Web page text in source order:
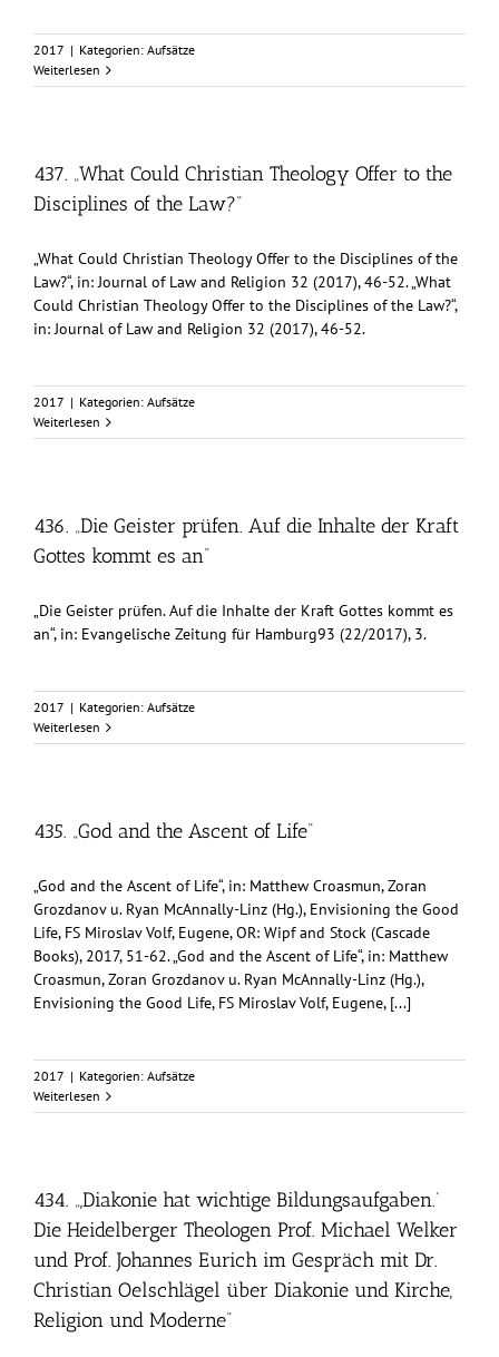
2017 | Kategorien: Aufsätze
Weiterlesen
437. „What Could Christian Theology Offer to the
Disciplines of the Law?“
„What Could Christian Theology Offer to the Disciplines of the
Law?“, in: Journal of Law and Religion 32 (2017), 46-52. „What
Could Christian Theology Offer to the Disciplines of the Law?“,
in: Journal of Law and Religion 32 (2017), 46-52.
2017 | Kategorien: Aufsätze
Weiterlesen
436. „Die Geister prüfen. Auf die Inhalte der Kraft
Gottes kommt es an“
„Die Geister prüfen. Auf die Inhalte der Kraft Gottes kommt es
an“, in: Evangelische Zeitung für Hamburg93 (22/2017), 3.
2017 | Kategorien: Aufsätze
Weiterlesen
435. „God and the Ascent of Life“
„God and the Ascent of Life“, in: Matthew Croasmun, Zoran
Grozdanov u. Ryan McAnnally-Linz (Hg.), Envisioning the Good
Life, FS Miroslav Volf, Eugene, OR: Wipf and Stock (Cascade
Books), 2017, 51-62. „God and the Ascent of Life“, in: Matthew
Croasmun, Zoran Grozdanov u. Ryan McAnnally-Linz (Hg.),
Envisioning the Good Life, FS Miroslav Volf, Eugene, [...]
2017 | Kategorien: Aufsätze
Weiterlesen
434. „,Diakonie hat wichtige Bildungsaufgaben.‘
Die Heidelberger Theologen Prof. Michael Welker
und Prof. Johannes Eurich im Gespräch mit Dr.
Christian Oelschlägel über Diakonie und Kirche,
Religion und Moderne“